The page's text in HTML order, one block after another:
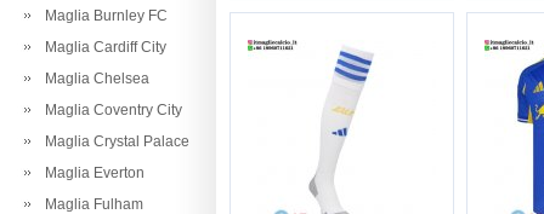
Maglia Burnley FC
Maglia Cardiff City
Maglia Chelsea
Maglia Coventry City
Maglia Crystal Palace
Maglia Everton
Maglia Fulham